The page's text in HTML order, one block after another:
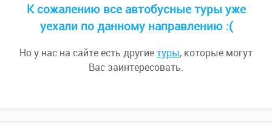
К сожалению все автобусные туры уже
уехали по данному направлению :(
Но у нас на сайте есть другиетуры, которые могут
Вас заинтересовать.